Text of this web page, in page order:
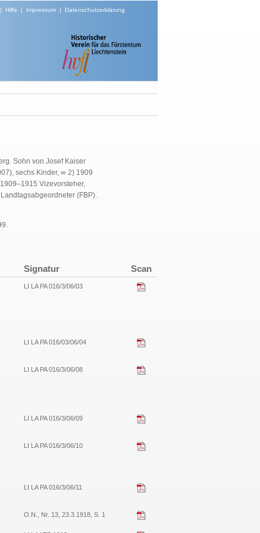
Hilfe | Impressum| Datenschutzerklärung
Sohn von Josef Kaiser
sechs Kinder, ∞ 2) 1909
Vizevorsteher,
(FBP).
Signatur Scan
LI LA PA 016/3/06/03
LI LA PA 016/03/06/04
LI LA PA 016/3/06/08
LI LA PA 016/3/06/09
LI LA PA 016/3/06/10
LI LA PA 016/3/06/11
O.N., Nr. 13, 23.3.1918, S. 1